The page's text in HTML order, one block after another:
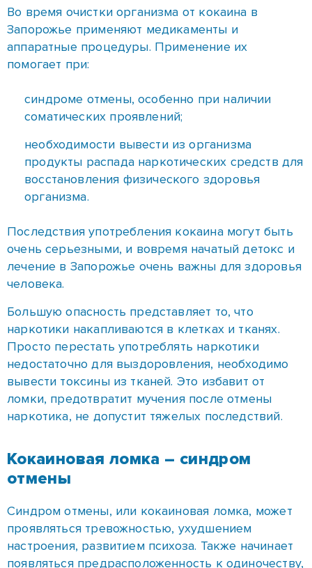
соматических проявлений;
необходимости вывести из организма
продукты распада наркотических средств для
организма.
очень серьезными, и вовремя начатый детокс и
лечение в Запорожье очень важны для здоровья
человека.
наркотики накапливаются в клетках и тканях.
Просто перестать употреблять наркотики
недостаточно для выздоровления, необходимо
вывести токсины из тканей. Это избавит от
наркотика, не допустит тяжелых последствий.
Кокаиновая ломка – синдром
отмены
Синдром отмены, или кокаиновая ломка, может
появляться предрасположенность к одиночеству,
человек избегает общения с друзьями,
Наряду с психическими отклонениями
наблюдаются физиологические. Появляется
мигрень, тахикардия, тремор, повышение